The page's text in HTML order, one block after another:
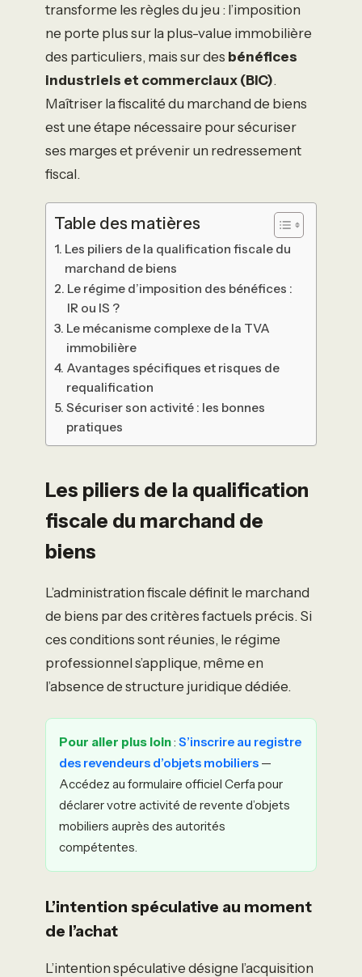
transforme les règles du jeu : l’imposition
ne porte plus sur la plus-value immobilière
des particuliers, mais sur des bénéfices
industriels et commerciaux (BIC).
Maîtriser la fiscalité du marchand de biens
est une étape nécessaire pour sécuriser
ses marges et prévenir un redressement
fiscal.
Table des matières
Les piliers de la qualification fiscale du
marchand de biens
Le régime d’imposition des bénéfices :
IR ou IS ?
Le mécanisme complexe de la TVA
immobilière
Avantages spécifiques et risques de
requalification
Sécuriser son activité : les bonnes
pratiques
Les piliers de la qualification
fiscale du marchand de
biens
L’administration fiscale définit le marchand
de biens par des critères factuels précis. Si
ces conditions sont réunies, le régime
professionnel s’applique, même en
l’absence de structure juridique dédiée.
Pour aller plus loin: S’inscrire au registre
des revendeurs d’objets mobiliers —
Accédez au formulaire officiel Cerfa pour
déclarer votre activité de revente d’objets
mobiliers auprès des autorités
compétentes.
L’intention spéculative au moment
de l’achat
L’intention spéculative désigne l’acquisition